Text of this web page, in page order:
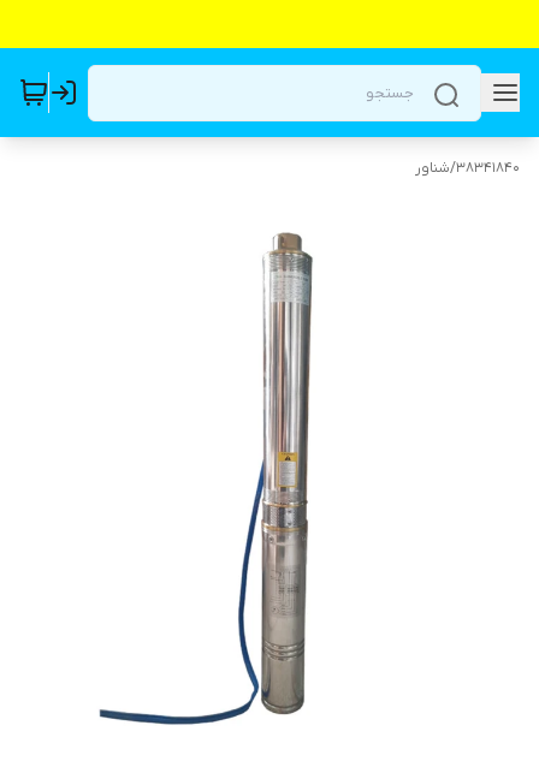
38341840
/شناور